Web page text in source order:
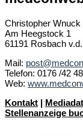
Christopher Wnuck
Am Heegstock 1
61191 Rosbach
Mail:
Telefon: 0176 /42
Web:
Kontakt |
Stellenanzeige